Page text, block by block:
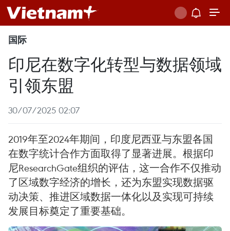
国际
印尼在数字化转型与数据领域
引领东盟
30/07/2025 02:07
2019年至2024年期间，印度尼西亚与东盟各国
在数字统计合作方面取得了显著进展。根据印
尼ResearchGate组织的评估，这一合作不仅推动
了区域数字经济的增长，还为东盟实现数据驱
动决策、推进区域数据一体化以及实现可持续
发展目标奠定了重要基础。